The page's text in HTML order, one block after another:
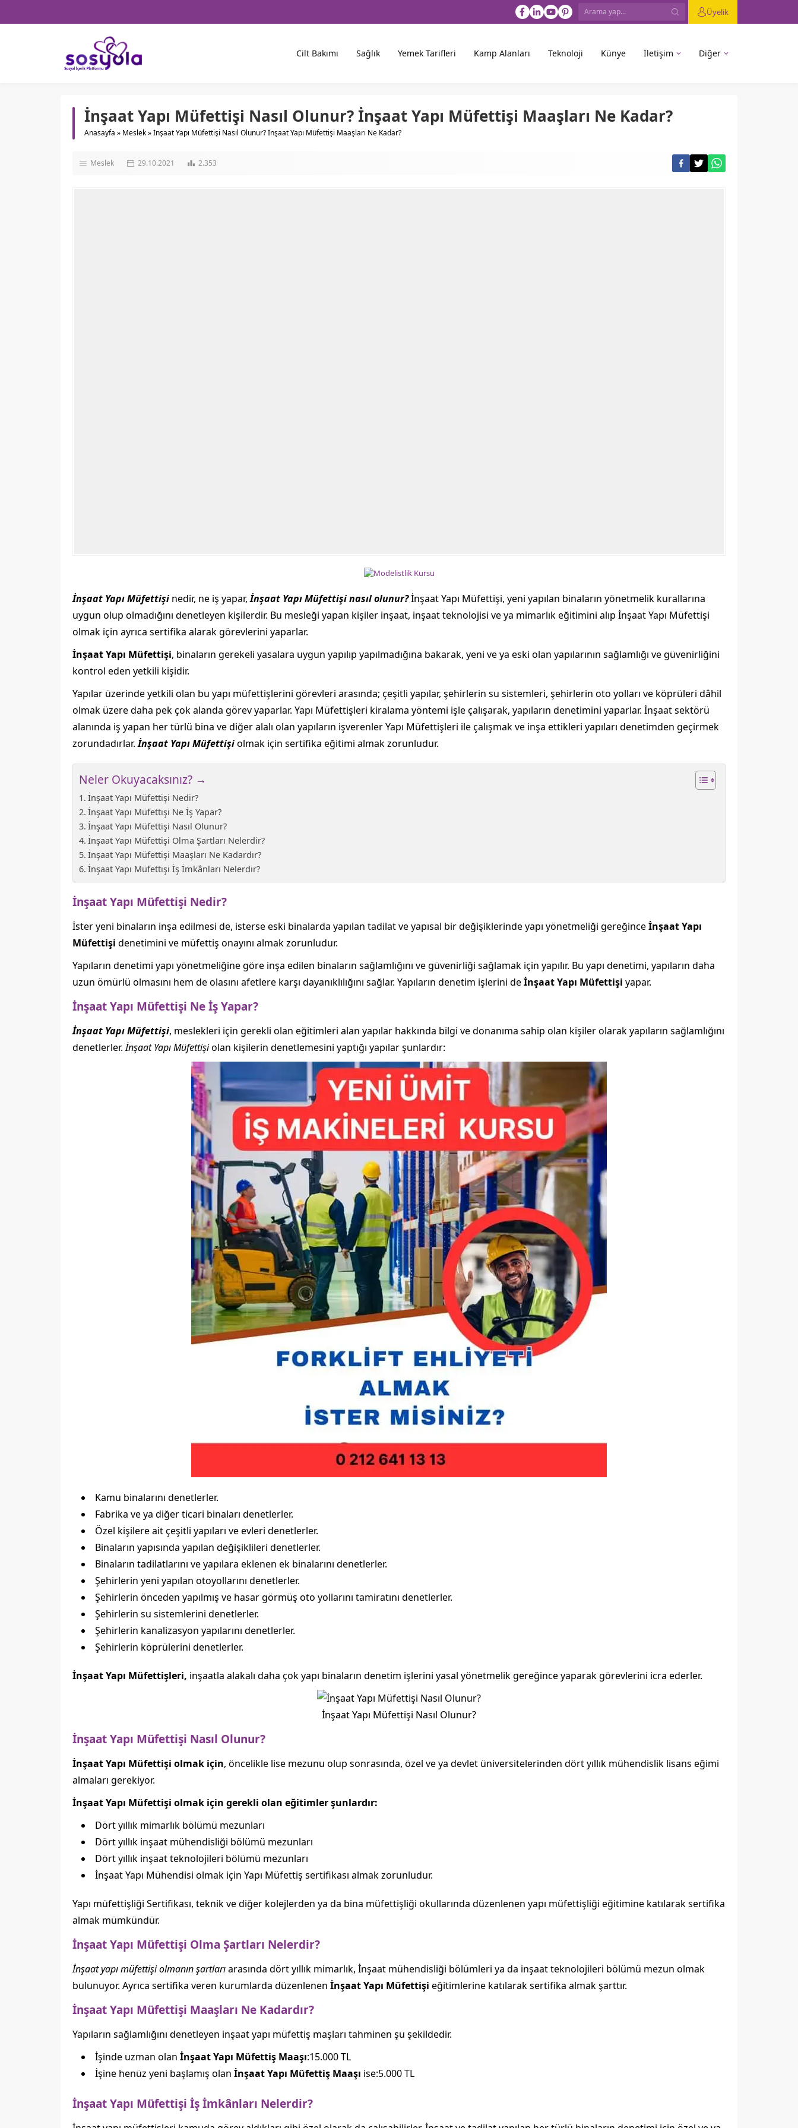
Üyelik
Cilt Bakımı Sağlık Yemek Tarifleri Kamp Alanları Teknoloji Künye İletişim Diğer
İnşaat Yapı Müfettişi Nasıl Olunur? İnşaat Yapı Müfettişi Maaşları Ne Kadar?
Anasayfa » Meslek»İnşaat Yapı Müfettişi Nasıl Olunur? İnşaat Yapı Müfettişi Maaşları Ne Kadar?
Meslek 29.10.2021 2.353
İnşaat Yapı Müfettişi nedir, ne iş yapar,İnşaat Yapı Müfettişi nasıl olunur?İnşaat Yapı Müfettişi, yeni yapılan binaların yönetmelik kurallarına
uygun olup olmadığını denetleyen kişilerdir. Bu mesleği yapan kişiler inşaat, inşaat teknolojisi ve ya mimarlık eğitimini alıp İnşaat Yapı Müfettişi
olmak için ayrıca sertifika alarak görevlerini yaparlar.
İnşaat Yapı Müfettişi, binaların gerekeli yasalara uygun yapılıp yapılmadığına bakarak, yeni ve ya eski olan yapılarının sağlamlığı ve güvenirliğini
kontrol eden yetkili kişidir.
Yapılar üzerinde yetkili olan bu yapı müfettişlerini görevleri arasında; çeşitli yapılar, şehirlerin su sistemleri, şehirlerin oto yolları ve köprüleri dâhil
olmak üzere daha pek çok alanda görev yaparlar. Yapı Müfettişleri kiralama yöntemi işle çalışarak, yapıların denetimini yaparlar. İnşaat sektörü
alanında iş yapan her türlü bina ve diğer alalı olan yapıların işverenler Yapı Müfettişleri ile çalışmak ve inşa ettikleri yapıları denetimden geçirmek
zorundadırlar.İnşaat Yapı Müfettişiolmak için sertifika eğitimi almak zorunludur.
Neler Okuyacaksınız? →
İnşaat Yapı Müfettişi Nedir?
İnşaat Yapı Müfettişi Ne İş Yapar?
İnşaat Yapı Müfettişi Nasıl Olunur?
İnşaat Yapı Müfettişi Olma Şartları Nelerdir?
İnşaat Yapı Müfettişi Maaşları Ne Kadardır?
İnşaat Yapı Müfettişi İş İmkânları Nelerdir?
İnşaat Yapı Müfettişi Nedir?
İster yeni binaların inşa edilmesi de, isterse eski binalarda yapılan tadilat ve yapısal bir değişiklerinde yapı yönetmeliği gereğinceİnşaat Yapı
Müfettişi denetimini ve müfettiş onayını almak zorunludur.
Yapıların denetimi yapı yönetmeliğine göre inşa edilen binaların sağlamlığını ve güvenirliği sağlamak için yapılır. Bu yapı denetimi, yapıların daha
uzun ömürlü olmasını hem de olasını afetlere karşı dayanıklılığını sağlar. Yapıların denetim işlerini deİnşaat Yapı Müfettişi yapar.
İnşaat Yapı Müfettişi Ne İş Yapar?
İnşaat Yapı Müfettişi, meslekleri için gerekli olan eğitimleri alan yapılar hakkında bilgi ve donanıma sahip olan kişiler olarak yapıların sağlamlığını
denetlerler.İnşaat Yapı Müfettişiolan kişilerin denetlemesini yaptığı yapılar şunlardır:
Kamu binalarını denetlerler.
Fabrika ve ya diğer ticari binaları denetlerler.
Özel kişilere ait çeşitli yapıları ve evleri denetlerler.
Binaların yapısında yapılan değişiklileri denetlerler.
Binaların tadilatlarını ve yapılara eklenen ek binalarını denetlerler.
Şehirlerin yeni yapılan otoyollarını denetlerler.
Şehirlerin önceden yapılmış ve hasar görmüş oto yollarını tamiratını denetlerler.
Şehirlerin su sistemlerini denetlerler.
Şehirlerin kanalizasyon yapılarını denetlerler.
Şehirlerin köprülerini denetlerler.
İnşaat Yapı Müfettişleri, inşaatla alakalı daha çok yapı binaların denetim işlerini yasal yönetmelik gereğince yaparak görevlerini icra ederler.
İnşaat Yapı Müfettişi Nasıl Olunur?
İnşaat Yapı Müfettişi Nasıl Olunur?
İnşaat Yapı Müfettişi olmak için, öncelikle lise mezunu olup sonrasında, özel ve ya devlet üniversitelerinden dört yıllık mühendislik lisans eğimi
almaları gerekiyor.
İnşaat Yapı Müfettişi olmak için gerekli olan eğitimler şunlardır:
Dört yıllık mimarlık bölümü mezunları
Dört yıllık inşaat mühendisliği bölümü mezunları
Dört yıllık inşaat teknolojileri bölümü mezunları
İnşaat Yapı Mühendisi olmak için Yapı Müfettiş sertifikası almak zorunludur.
Yapı müfettişliği Sertifikası, teknik ve diğer kolejlerden ya da bina müfettişliği okullarında düzenlenen yapı müfettişliği eğitimine katılarak sertifika
almak mümkündür.
İnşaat Yapı Müfettişi Olma Şartları Nelerdir?
İnşaat yapı müfettişi olmanın şartlarıarasında dört yıllık mimarlık, İnşaat mühendisliği bölümleri ya da inşaat teknolojileri bölümü mezun olmak
bulunuyor. Ayrıca sertifika veren kurumlarda düzenlenen İnşaat Yapı Müfettişi eğitimlerine katılarak sertifika almak şarttır.
İnşaat Yapı Müfettişi Maaşları Ne Kadardır?
Yapıların sağlamlığını denetleyen inşaat yapı müfettiş maşları tahminen şu şekildedir.
İşinde uzman olan İnşaatYapı Müfettiş Maaşı:15.000 TL
İşine henüz yeni başlamış olan İnşaat Yapı Müfettiş Maaşı ise:5.000 TL
İnşaat Yapı Müfettişi İş İmkânları Nelerdir?